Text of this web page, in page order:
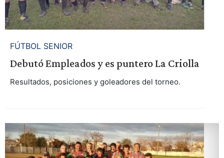
FÚTBOL SENIOR
Debutó Empleados y es puntero La Criolla
Resultados, posiciones y goleadores del torneo.